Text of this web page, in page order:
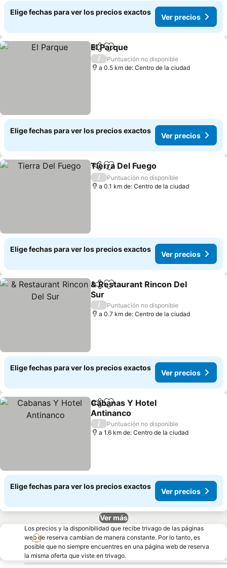
Elige fechas para ver los precios exactos
Ver precios
CompartirAgregar a favoritos
El Parque
/
Puntuación no disponible
a 0.5 km de: Centro de la ciudad
Elige fechas para ver los precios exactos
Ver precios
Compartir
Agregar a favoritos
Tierra Del Fuego
/
Puntuación no disponible
a 0.1 km de: Centro de la ciudad
Elige fechas para ver los precios exactos
Ver precios
CompartirAgregar a favoritos
& Restaurant Rincon Del
Sur
Ver precios
/
Puntuación no disponible
a 0.7 km de: Centro de la ciudad
Elige fechas para ver los precios exactos
Ver precios
CompartirAgregar a favoritos
Cabanas Y Hotel
Antinanco
Ver precios
/
Puntuación no disponible
a 1.6 km de: Centro de la ciudad
Elige fechas para ver los precios exactos
Ver precios
Ver más
Los precios y la disponibilidad que recibe trivago de las páginas
web de reserva cambian de manera constante. Por lo tanto, es
posible que no siempre encuentres en una página web de reserva
la misma oferta que viste en trivago.